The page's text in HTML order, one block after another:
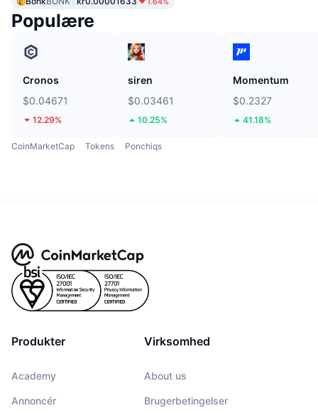
Populære
Cronos
$0.04671
12.29%
siren
$0.03461
10.25%
Momentum
$0.2327
41.18%
CoinMarketCap Tokens Ponchiqs
Produkter
Academy
Annoncér
Virksomhed
About us
Brugerbetingelser